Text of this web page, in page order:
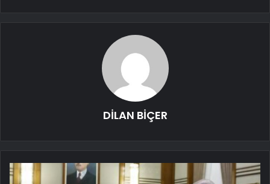
DİLAN BİÇER